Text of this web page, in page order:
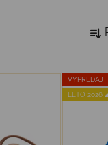
VÝPREDAJ
LETO 2026